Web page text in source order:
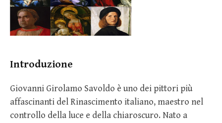
Introduzione
Giovanni Girolamo Savoldo è uno dei pittori più
affascinanti del Rinascimento italiano, maestro nel
controllo della luce e della chiaroscuro. Nato a